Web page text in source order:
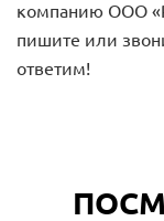
компанию ООО
пишите или
ответим!